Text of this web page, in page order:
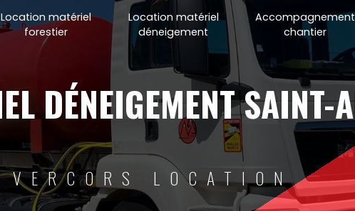
Location matériel
forestier
Location matériel
déneigement
Accompagnement
chantier
VERCORS LOCATION